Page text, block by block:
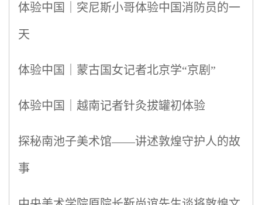
体验中国｜突尼斯小哥体验中国消防员的一
天
体验中国｜蒙古国女记者北京学“京剧”
体验中国｜越南记者针灸拔罐初体验
探秘南池子美术馆——讲述敦煌守护人的故
事